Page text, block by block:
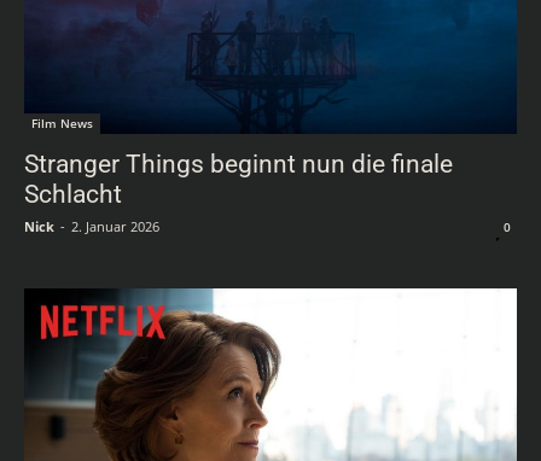
Film News
Stranger Things beginnt nun die finale
Schlacht
Nick - 2. Januar 2026 0